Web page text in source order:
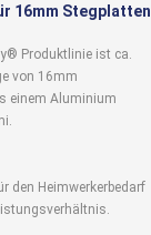
16mm Stegplatten
Produktlinie ist ca.
von 16mm
einem Aluminium
den Heimwerkerbedarf